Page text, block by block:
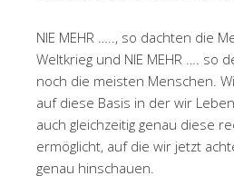
NIE MEHR ….., so dachten die
Weltkrieg und NIE MEHR …. so
noch die meisten Menschen.
auf diese Basis in der wir
auch gleichzeitig genau diese
ermöglicht, auf die wir jetzt
genau hinschauen.